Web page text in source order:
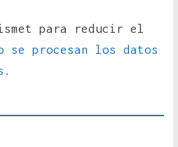
para reducir el
se procesan los datos